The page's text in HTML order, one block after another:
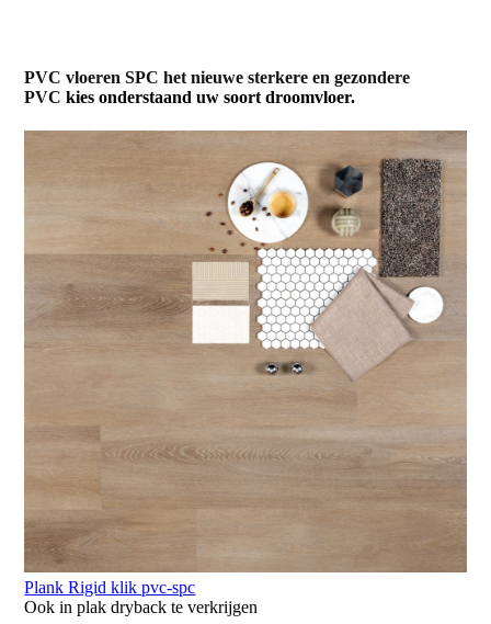
PVC vloeren SPC het nieuwe sterkere en gezondere
PVC kies onderstaand uw soort droomvloer.
Plank Rigid klik pvc-spc
Ook in plak dryback te verkrijgen